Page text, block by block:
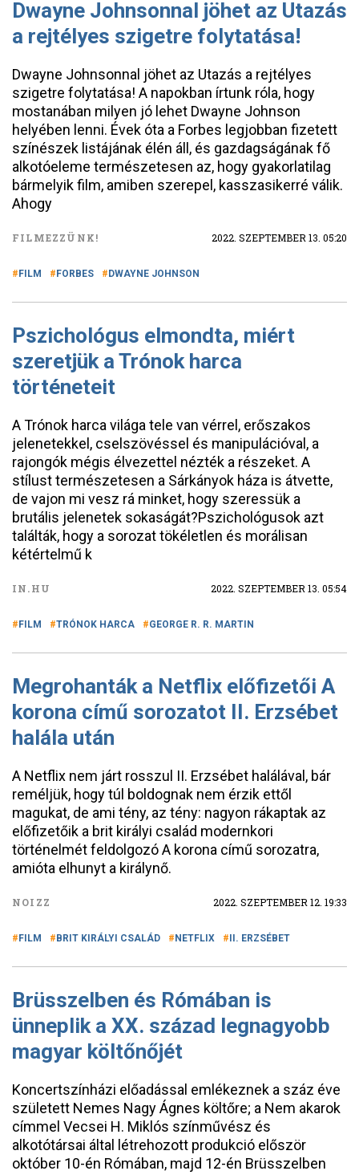
Dwayne Johnsonnal jöhet az Utazás
a rejtélyes szigetre folytatása!
Dwayne Johnsonnal jöhet az Utazás a rejtélyes
szigetre folytatása! A napokban írtunk róla, hogy
mostanában milyen jó lehet Dwayne Johnson
helyében lenni. Évek óta a Forbes legjobban fizetett
színészek listájának élén áll, és gazdagságának fő
alkotóeleme természetesen az, hogy gyakorlatilag
bármelyik film, amiben szerepel, kasszasikerré válik.
Ahogy
FILMEZZÜNK! 2022. SZEPTEMBER 13. 05:20
FILM FORBES DWAYNE JOHNSON
Pszichológus elmondta, miért
szeretjük a Trónok harca
történeteit​
A Trónok harca világa tele van vérrel, erőszakos
jelenetekkel, cselszövéssel és manipulációval, a
rajongók mégis élvezettel nézték a részeket. A
stílust természetesen a Sárkányok háza is átvette,
de vajon mi vesz rá minket, hogy szeressük a
brutális jelenetek sokaságát?Pszichológusok azt
találták, hogy a sorozat tökéletlen és morálisan
kétértelmű k
IN.HU 2022. SZEPTEMBER 13. 05:54
FILM TRÓNOK HARCA GEORGE R. R. MARTIN
Megrohanták a Netflix előfizetői A
korona című sorozatot II. Erzsébet
halála után
A Netflix nem járt rosszul II. Erzsébet halálával, bár
reméljük, hogy túl boldognak nem érzik ettől
magukat, de ami tény, az tény: nagyon rákaptak az
előfizetőik a brit királyi család modernkori
történelmét feldolgozó A korona című sorozatra,
amióta elhunyt a királynő.
NOIZZ 2022. SZEPTEMBER 12. 19:33
FILM BRIT KIRÁLYI CSALÁD NETFLIX II. ERZSÉBET
Brüsszelben és Rómában is
ünneplik a XX. század legnagyobb
magyar költőnőjét
Koncertszínházi előadással emlékeznek a száz éve
született Nemes Nagy Ágnes költőre; a Nem akarok
címmel Vecsei H. Miklós színművész és
alkotótársai által létrehozott produkció először
október 10-én Rómában, majd 12-én Brüsszelben